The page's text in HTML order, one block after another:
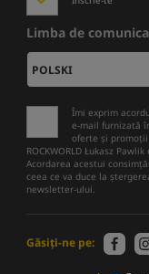
Limba de
Îmi exprim
e-mail furnizată
oferte și
ROCKWORLD Łukasz
Acordarea acestui
ceea ce va duce la
newsletter-ului.
Găsiți-ne pe: